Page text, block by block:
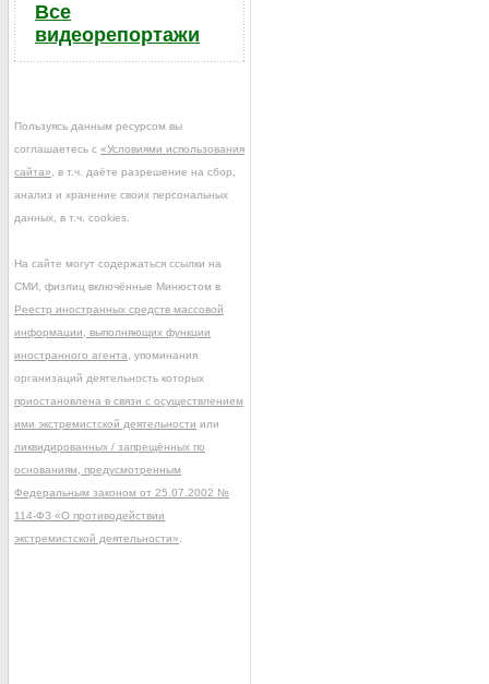
Все
видеорепортажи
Пользуясь данным ресурсом вы
соглашаетесь с «Условиями использования
сайта» , в т.ч. даёте разрешение на сбор,
анализ и хранение своих персональных
данных, в т.ч. cookies.
На сайте могут содержаться ссылки на
СМИ, физлиц включённые Минюстом в
Реестр иностранных средств массовой
информации, выполняющих функции
иностранного агента , упоминания
организаций деятельность которых
приостановлена в связи с осуществлением
ими экстремистской деятельности или
ликвидированных / запрещённых по
основаниям, предусмотренным
Федеральным законом от 25.07.2002 №
114-ФЗ «О противодействии
экстремистской деятельности»